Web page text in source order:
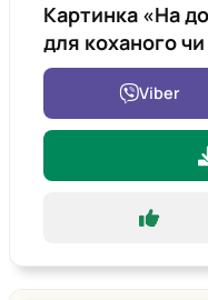
Картинка «На
для коханого чи
Viber